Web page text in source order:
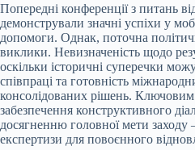
Попередні конференції з питань
демонстрували значні успіхи у
допомоги. Однак, поточна
виклики. Невизначеність щодо
оскільки історичні суперечки
співпраці та готовність
консолідованих рішень.
забезпечення конструктивного
досягненню головної мети заходу
експертизи для повоєнного